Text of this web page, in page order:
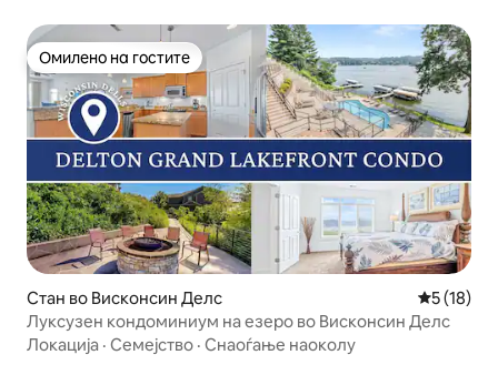
Омилено на гостите
Омилено на гостите
Стан во Висконсин Делс Просечна
5 (18)
Луксузен кондоминиум на езеро во Висконсин Делс
Локација · Семејство · Снаоѓање наоколу